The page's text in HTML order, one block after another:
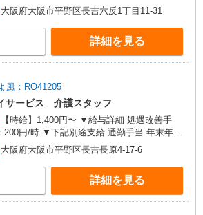
任者研修・無資格】 月給：
円 年収例：338万円〜 ※職務手当、働き
向上手当、日祝手当（月平均2回分）、夜勤手
月平均5回分）等、毎月平均的に支払われる手
含みます。 ※介護福祉士のみ、特別職務手当
分〜） ◎賞与 基本給2.08ヶ月分/年支給
大阪府大阪市平野区長吉六反1丁目11-31
詳細を見る
風：RO41205
サービス 介護スタッフ
【時給】1,400円〜 ▼給与詳細 処遇改善手
▼下記別途支給 通勤手当 年末年始
円/時 寸志あり：年2回（6月・12月）
処遇改善手当は試用期間中(3ヶ月)
給なし
大阪府大阪市平野区長吉長原4-17-6
詳細を見る